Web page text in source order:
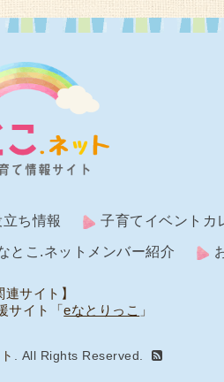
ち情報 子育てイベントカ
とこ.ネットメンバー紹介
連サイト】
サイト「eなとりっこ 」
. All Rights Reserved.